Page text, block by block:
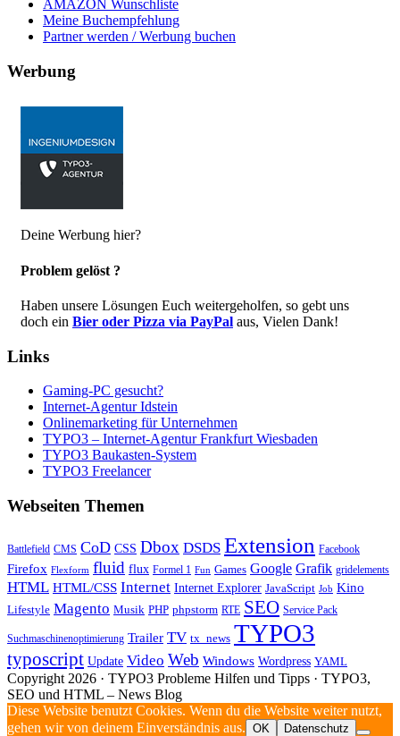
AMAZON Wunschliste
Meine Buchempfehlung
Partner werden / Werbung buchen
Werbung
Deine Werbung hier?
Problem gelöst ?
Haben unsere Lösungen Euch weitergeholfen, so gebt uns
doch ein Bier oder Pizza via PayPal aus, Vielen Dank!
Links
Gaming-PC gesucht?
Internet-Agentur Idstein
Onlinemarketing für Unternehmen
TYPO3 – Internet-Agentur Frankfurt Wiesbaden
TYPO3 Baukasten-System
TYPO3 Freelancer
Webseiten Themen
Battlefield CMS CoD CSS Dbox DSDS Extension Facebook
Firefox Flexform fluid flux Formel 1 Fun Games Google Grafik gridelements
HTML HTML/CSS Internet Internet Explorer JavaScript Job Kino
Lifestyle Magento Musik PHP phpstorm RTE SEO Service Pack
Suchmaschinenoptimierung Trailer TV tx_news TYPO3
typoscript Update Video Web Windows Wordpress YAML
Copyright 2026 · TYPO3 Probleme Hilfen und Tipps · TYPO3,
SEO und HTML – News Blog
Diese Website benutzt Cookies. Wenn du die Website weiter nutzt,
gehen wir von deinem Einverständnis aus. OK Datenschutz